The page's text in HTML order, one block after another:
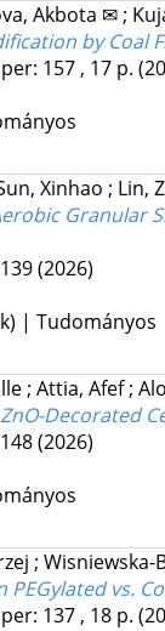
Akbota ✉;
by Coal
157 , 17 p.
Xinhao ; Lin,
Granular
(2026)
| Tudományos
; Attia, Afef;
Decorated
(2026)
; Wisniewska-
vs.
137 , 18 p.